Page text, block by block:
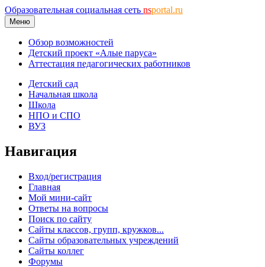
Образовательная социальная сеть nsportal.ru
Меню
Обзор возможностей
Детский проект «Алые паруса»
Аттестация педагогических работников
Детский сад
Начальная школа
Школа
НПО и СПО
ВУЗ
Навигация
Вход/регистрация
Главная
Мой мини-сайт
Ответы на вопросы
Поиск по сайту
Сайты классов, групп, кружков...
Сайты образовательных учреждений
Сайты коллег
Форумы